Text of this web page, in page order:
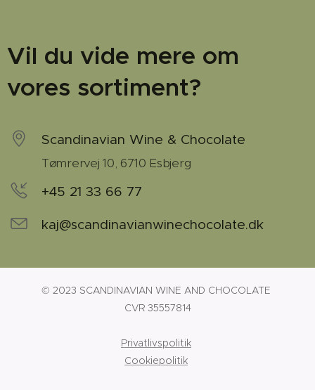
Vil du vide mere om
vores sortiment?
Scandinavian Wine & Chocolate
Tømrervej 10, 6710 Esbjerg
+45 21 33 66 77
kaj@scandinavianwinechocolate.dk
© 2023 SCANDINAVIAN WINE AND CHOCOLATE
CVR 35557814
Privatlivspolitik
Cookiepolitik